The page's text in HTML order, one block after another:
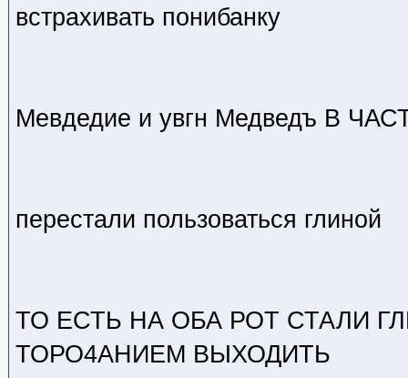
встрахивать понибанку
Мевдедие и увгн Медведъ В
перестали пользоваться глиной
ТО ЕСТЬ НА ОБА РОТ СТАЛИ
ТОРО4АНИЕМ ВЫХОДИТЬ